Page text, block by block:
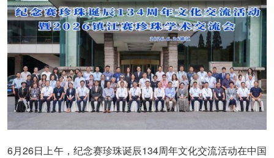
6月26日上午，纪念赛珍珠诞辰134周年文化交流活动在中国